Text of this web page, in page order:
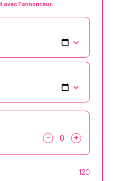
l’annonceur.
- +
120